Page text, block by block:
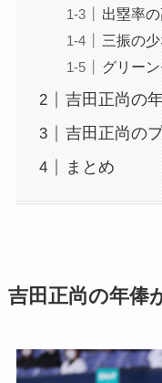
出塁率の
三振の少
グリー
吉田正尚の
吉田正尚の
まとめ
吉田正尚の年俸